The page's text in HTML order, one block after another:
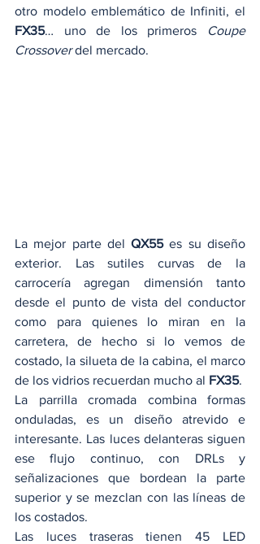
FX35… uno de los primeros
Coupe
Crossover del mercado.
La mejor parte del QX55 es su diseño
exterior. Las sutiles curvas de la
carrocería agregan dimensión tanto
desde el punto de vista del conductor
como para quienes lo miran en la
carretera, de hecho si lo vemos de
costado, la silueta de la cabina, el marco
de los vidrios recuerdan mucho al FX35.
La parrilla cromada combina formas
onduladas, es un diseño atrevido e
interesante. Las luces delanteras siguen
ese flujo continuo, con DRLs y
señalizaciones que bordean la parte
superior y se mezclan con las líneas de
los costados.
Las luces traseras tienen 45 LED